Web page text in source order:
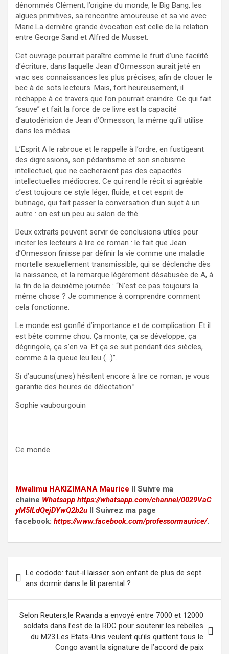
dénommés Clément, l’origine du monde, le Big Bang, les
algues primitives, sa rencontre amoureuse et sa vie avec
Marie.La dernière grande évocation est celle de la relation
entre George Sand et Alfred de Musset.
Cet ouvrage pourrait paraître comme le fruit d’une facilité
d’écriture, dans laquelle Jean d’Ormesson aurait jeté en
vrac ses connaissances les plus précises, afin de clouer le
bec à de sots lecteurs. Mais, fort heureusement, il
réchappe à ce travers que l’on pourrait craindre. Ce qui fait
“sauve” et fait la force de ce livre est la capacité
d’autodérision de Jean d’Ormesson, la même qu’il utilise
dans les médias.
L’Esprit A le rabroue et le rappelle à l’ordre, en fustigeant
des digressions, son pédantisme et son snobisme
intellectuel, que ne cacheraient pas des capacités
intellectuelles médiocres. Ce qui rend le récit si agréable
c’est toujours ce style léger, fluide, et cet esprit de
butinage, qui fait passer la conversation d’un sujet à un
autre : on est un peu au salon de thé.
Deux extraits peuvent servir de conclusions utiles pour
inciter les lecteurs à lire ce roman : le fait que Jean
d’Ormesson finisse par définir la vie comme une maladie
mortelle sexuellement transmissible, qui se déclenche dès
la naissance, et la remarque légèrement désabusée de A, à
la fin de la deuxième journée : “N’est ce pas toujours la
même chose ? Je commence à comprendre comment
cela fonctionne.
Le monde est gonflé d’importance et de complication. Et il
est bête comme chou. Ça monte, ça se développe, ça
dégringole, ça s’en va. Et ça se suit pendant des siècles,
comme à la queue leu leu (…)”.
Si d’aucuns(unes) hésitent encore à lire ce roman, je vous
garantie des heures de délectation.”
Sophie vaubourgouin
Ce monde
Mwalimu HAKIZIMANA Maurice II Suivre ma
chaine Whatsapp https://whatsapp.com/channel/0029VaC
yM5ILdQejDYwQ2b2u II Suivrez ma page
facebook: https://www.facebook.com/professormaurice/.
navigation
Le cododo: faut-il laisser son enfant de plus de sept
ans dormir dans le lit parental ?
Selon Reuters,le Rwanda a envoyé entre 7000 et 12000
soldats dans l’est de la RDC pour soutenir les rebelles
du M23.Les Etats-Unis veulent qu’ils quittent tous le
Congo avant la signature de l’accord de paix